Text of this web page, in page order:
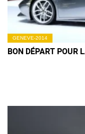
GENEVE-2014
BON DÉPART POUR